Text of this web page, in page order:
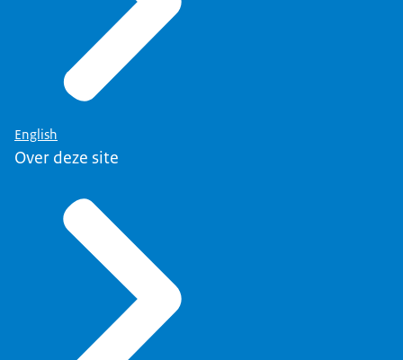
English
Over deze site